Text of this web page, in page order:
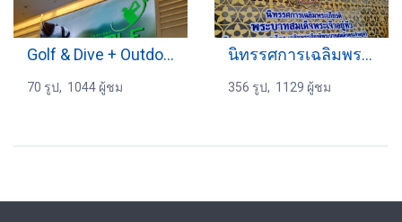
Golf & Dive + Outdoor 2024
70 รูป, 1044 ผู้ชม
นิทรรศการเฉลิมพระเกียรติฯ 2567
356 รูป, 1129 ผู้ชม